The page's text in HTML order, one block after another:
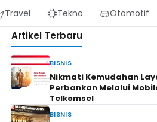
Travel Tekno Otomotif
Artikel Terbaru
BISNIS
Nikmati Kemudahan
Perbankan Melalui
Telkomsel
BISNIS